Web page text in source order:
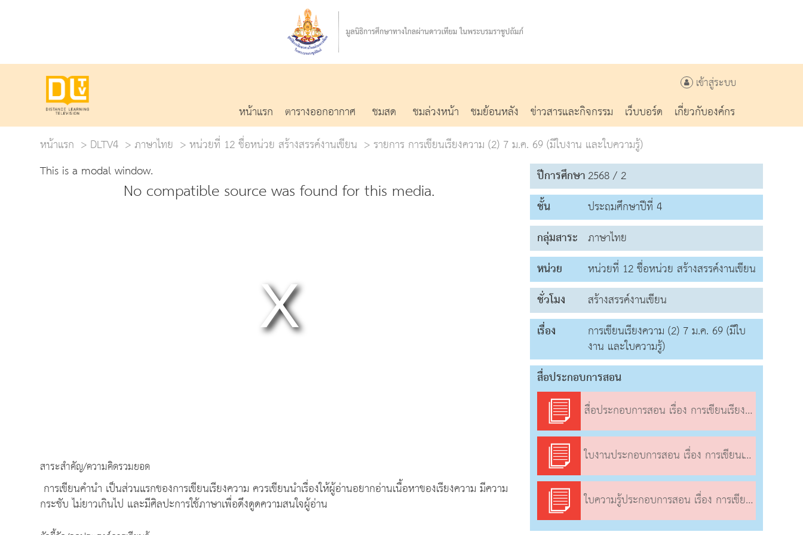
เข้าสู่ระบบ
หน้าแรก ตารางออกอากาศ ชมสด ชมล่วงหน้า ชมย้อนหลัง ข่าวสารและกิจกรรม เว็บบอร์ด
เกี่ยวกับองค์กร
หน้าแรก
DLTV4 ภาษาไทย หน่วยที่ 12 ชื่อหน่วย สร้างสรรค์งานเขียน
รายการ การเขียนเรียงความ (2) 7 ม.ค. 69 (มีใบงาน และใบความรู้)
This is a modal window.
No compatible source was found for this media.
สาระสำคัญ/ความคิดรวมยอด
การเขียนคำนำ เป็นส่วนแรกของการเขียนเรียงความ ควรเขียนนำเรื่องให้ผู้อ่านอยากอ่านเนื้อหาของเรียงความ มีความ
กระชับ ไม่ยาวเกินไป และมีศิลปะการใช้ภาษาเพื่อดึงดูดความสนใจผู้อ่าน
ปีการศึกษา2568 / 2
ชั้น
ประถมศึกษาปีที่ 4
กลุ่มสาระ ภาษาไทย
หน่วย
หน่วยที่ 12 ชื่อหน่วย สร้างสรรค์งานเขียน
ชั่วโมง
สร้างสรรค์งานเขียน
เรื่อง
การเขียนเรียงความ (2) 7 ม.ค. 69 (มีใบ
งาน และใบความรู้)
สื่อประกอบการสอน
สื่อประกอบการสอน เรื่อง การเขียนเรียงความ (๒)
ใบงานประกอบการสอน เรื่อง การเขียนเรียงความ (๒)
ใบความรู้ประกอบการสอน เรื่อง การเขียนเรียงความ (๒)